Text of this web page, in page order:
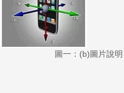
圖一：(b)圖片說